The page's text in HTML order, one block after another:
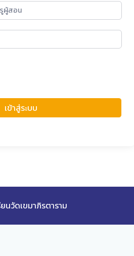
เข้าสู่ระบบ
นวัดเขมาภิรตาราม